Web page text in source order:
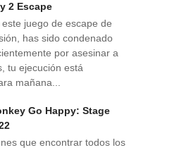
2 Escape
este juego de escape de
has sido condenado
por asesinar a
tu ejecución está
mañana...
Go Happy: Stage
que encontrar todos los